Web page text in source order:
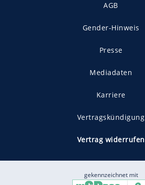
AGB
Gender-Hinweis
Presse
Mediadaten
Karriere
Vertragskündigung
Vertrag widerrufen
gekennzeichnet mit